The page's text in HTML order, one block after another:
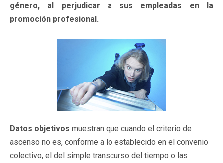
género, al perjudicar a sus empleadas en la
promoción profesional.
Datos objetivos muestran que cuando el criterio de
ascenso no es, conforme a lo establecido en el convenio
colectivo, el del simple transcurso del tiempo o las